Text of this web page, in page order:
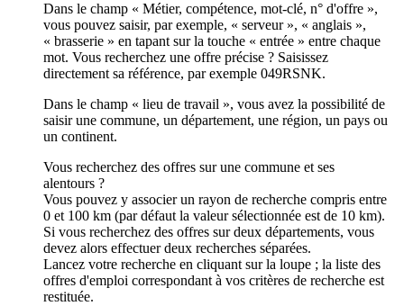
Dans le champ « Métier, compétence, mot-clé, n° d'offre »,
vous pouvez saisir, par exemple, « serveur », « anglais »,
« brasserie » en tapant sur la touche « entrée » entre chaque
mot. Vous recherchez une offre précise ? Saisissez
directement sa référence, par exemple 049RSNK.
Dans le champ « lieu de travail », vous avez la possibilité de
saisir une commune, un département, une région, un pays ou
un continent.
Vous recherchez des offres sur une commune et ses
alentours ?
Vous pouvez y associer un rayon de recherche compris entre
0 et 100 km (par défaut la valeur sélectionnée est de 10 km).
Si vous recherchez des offres sur deux départements, vous
devez alors effectuer deux recherches séparées.
Lancez votre recherche en cliquant sur la loupe ; la liste des
offres d'emploi correspondant à vos critères de recherche est
restituée.